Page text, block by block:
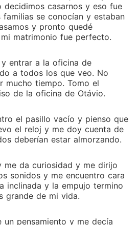
casarnos y eso fue
familias se conocían y estaban
y pronto quedé
matrimonio fue perfecto.
entrar a la oficina de
a todos los que veo. No
mucho tiempo. Tomo el
de la oficina de Otávio.
el pasillo vacío y pienso que
el reloj y me doy cuenta de
deberían estar almorzando.
me da curiosidad y me dirijo
sonidos y me encuentro cara
inclinada y la empujo termino
grande de mi vida.
pensamiento y me decía